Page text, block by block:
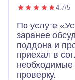
4.7/5
По услуге
заранее
поддона и
приехал в
необходимые
проверку.